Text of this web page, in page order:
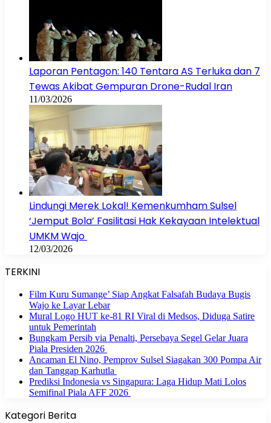
Laporan Pentagon: 140 Tentara AS Terluka dan 7
Tewas Akibat Gempuran Drone-Rudal Iran
11/03/2026
Lindungi Merek Lokal! Kemenkumham Sulsel
‘Jemput Bola’ Fasilitasi Hak Kekayaan Intelektual
UMKM Wajo
12/03/2026
TERKINI
Film Kuru Sumange’ Siap Angkat Falsafah Budaya Bugis
Wajo ke Layar Lebar
Mural Logo HUT ke-81 RI Viral di Medsos, Diduga Satire
untuk Pemerintah
Bungkam Persib via Penalti, Persebaya Segel Gelar Juara
Piala Presiden 2026
Ancaman El Nino, Pemprov Sulsel Siagakan 300 Pompa Air
dan Tanggap Karhutla
Prediksi Indonesia vs Singapura: Laga Hidup Mati Lolos
Semifinal Piala AFF 2026
Kategori Berita